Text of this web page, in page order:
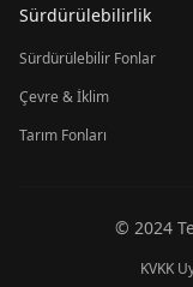
Sürdürülebilirlik
Sürdürülebilir Fonlar
Çevre & İklim
Tarım Fonları
© 2024
KVKK